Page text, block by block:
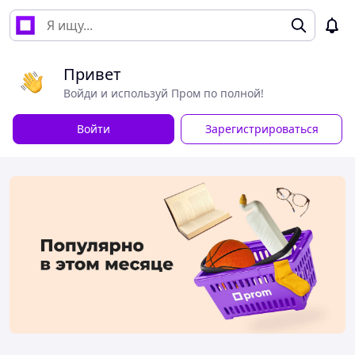
Привет
Войди и используй Пром по полной!
Войти Зарегистрироваться